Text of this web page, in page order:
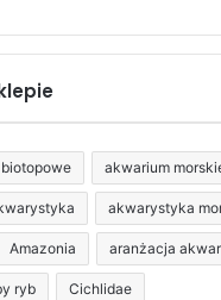
od
15,90 zł
akwarium
akwarystyka
Amazonia aranżacja
ryb Cichlidae